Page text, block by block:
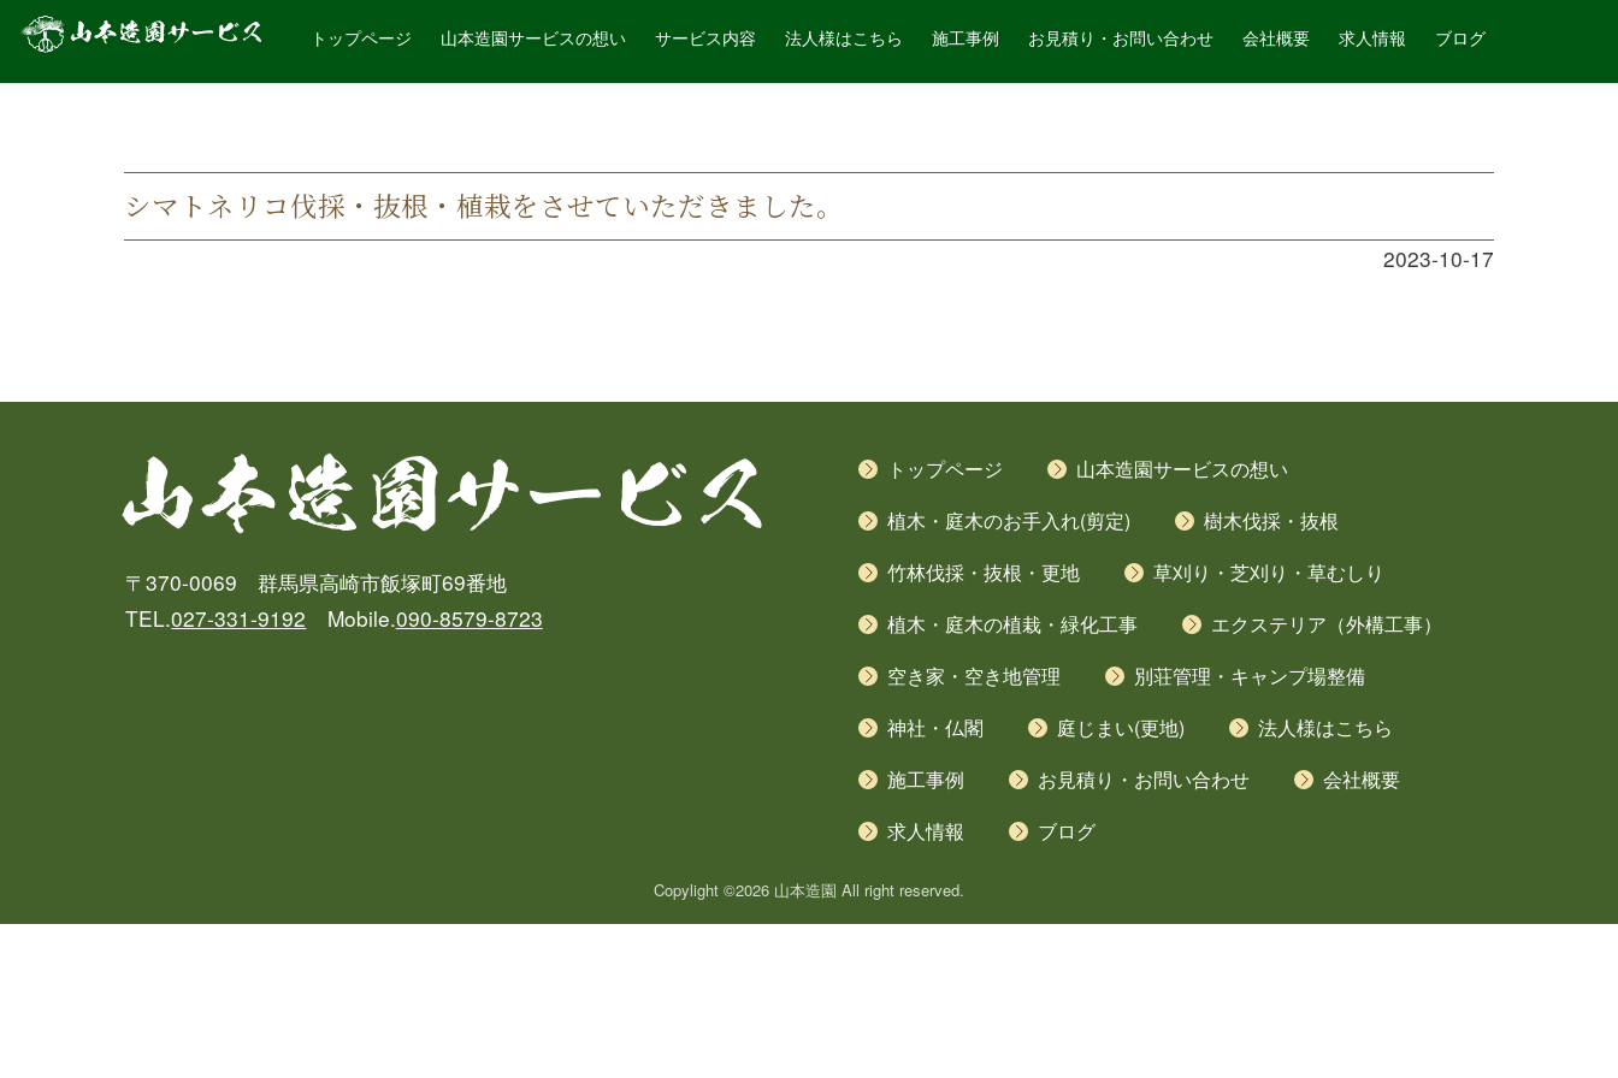
トップページ 山本造園サービスの想い サービス内容 法人様はこちら 施工事例 お見積り・お問い合わせ 会社概要 求人情報 ブログ
山本造園サービス 記事詳細
シマトネリコ伐採・抜根・植栽をさせていただきました。
2023-10-17
〒370-0069 群馬県高崎市飯塚町69番地
TEL.027-331-9192 Mobile.090-8579-8723
トップページ
山本造園サービスの想い
植木・庭木のお手入れ(剪定)
樹木伐採・抜根
竹林伐採・抜根・更地
草刈り・芝刈り・草むしり
植木・庭木の植栽・緑化工事
エクステリア（外構工事）
空き家・空き地管理
別荘管理・キャンプ場整備
神社・仏閣
庭じまい(更地)
法人様はこちら
施工事例
お見積り・お問い合わせ
会社概要
求人情報
ブログ
Copylight ©2026 山本造園 All right reserved.